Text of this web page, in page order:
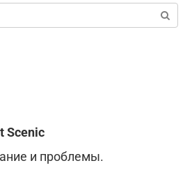
Scenic
и проблемы.